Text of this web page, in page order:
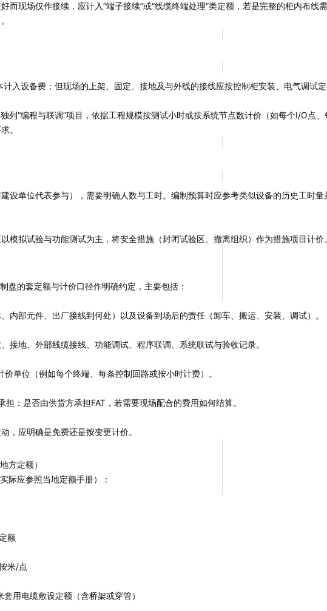
而现场仅作接续，应计入“端子接续”或“线缆终端处理”类定额，若是完整的柜内布线
入设备费；但现场的上架、固定、接地及与外线的接线应按控制柜安装、电气调试
列“编程与联调”项目，依据工程规模按测试小时或按系统节点数计价（如每个I/O点
。
设单位代表参与），需要明确人数与工时。编制预算时应参考类似设备的历史工时
模拟试验与功能测试为主，将安全措施（封闭试验区、撤离组织）作为措施项目计价
盘的套定额与计价口径作明确约定，主要包括：
内部元件、出厂接线到何处）以及设备到场后的责任（卸车、搬运、安装、调试）。
接地、外部线缆接线、功能调试、程序联调、系统联试与验收记录。
单位（例如每个终端、每条控制回路或按小时计费）。
：是否由供货方承担FAT，若需要现场配合的费用如何结算。
，应明确是免费还是按变更计价。
方定额）
际应参照当地定额手册）：
额
米/点
用电缆敷设定额（含桥架或穿管）